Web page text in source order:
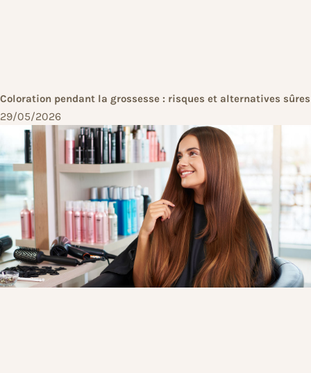
Coloration pendant la grossesse : risques et alternatives sûres
29/05/2026